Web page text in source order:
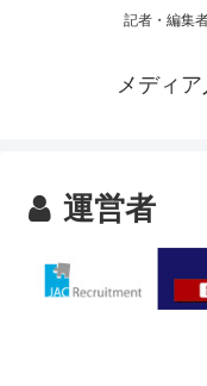
記者・編集
メディ
運営者